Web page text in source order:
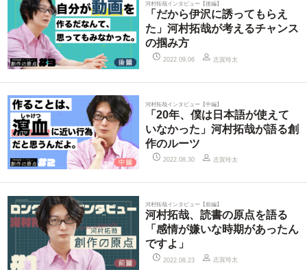
河村拓哉インタビュー【後編】
「だから伊沢に誘ってもらえ
た」河村拓哉が考えるチャンス
の掴み方
2022.09.06 志賀玲太
河村拓哉インタビュー【中編】
「20年、僕は日本語が使えて
いなかった」河村拓哉が語る創
作のルーツ
2022.08.30 志賀玲太
河村拓哉インタビュー【前編】
河村拓哉、読書の原点を語る
「感情が嫌いな時期があったん
ですよ」
2022.08.23 志賀玲太